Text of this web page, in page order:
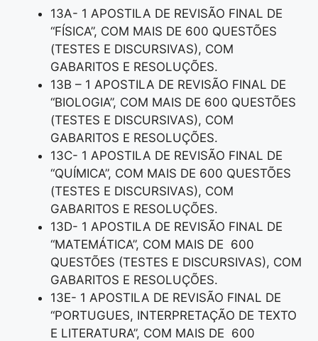
13A- 1 APOSTILA DE REVISÃO FINAL DE
“FÍSICA”, COM MAIS DE 600 QUESTÕES
(TESTES E DISCURSIVAS), COM
GABARITOS E RESOLUÇÕES.
13B – 1 APOSTILA DE REVISÃO FINAL DE
“BIOLOGIA”, COM MAIS DE 600 QUESTÕES
(TESTES E DISCURSIVAS), COM
GABARITOS E RESOLUÇÕES.
13C- 1 APOSTILA DE REVISÃO FINAL DE
“QUÍMICA”, COM MAIS DE 600 QUESTÕES
(TESTES E DISCURSIVAS), COM
GABARITOS E RESOLUÇÕES.
13D- 1 APOSTILA DE REVISÃO FINAL DE
“MATEMÁTICA”, COM MAIS DE 600
QUESTÕES (TESTES E DISCURSIVAS), COM
GABARITOS E RESOLUÇÕES.
13E- 1 APOSTILA DE REVISÃO FINAL DE
“PORTUGUES, INTERPRETAÇÃO DE TEXTO
E LITERATURA”, COM MAIS DE 600